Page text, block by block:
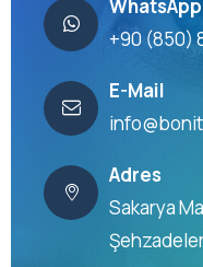
WhatsApp
+90 (850)
E-Mail
Adres
Sakarya